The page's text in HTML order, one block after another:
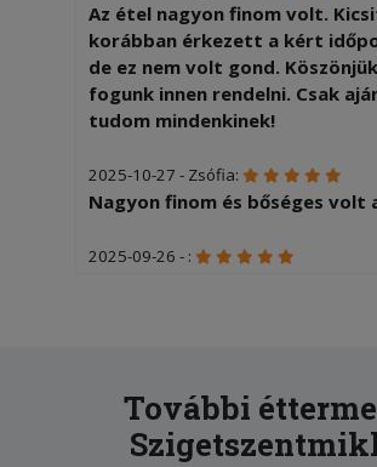
Az étel nagyon finom volt.
korábban érkezett a kért
de ez nem volt gond.
fogunk innen rendelni. Csak
tudom mindenkinek!
2025-10-27 - Zsófia:
Nagyon finom és bőséges volt
2025-09-26 - :
megváltozott, szárazabb lett
2025-07-31 - :
További